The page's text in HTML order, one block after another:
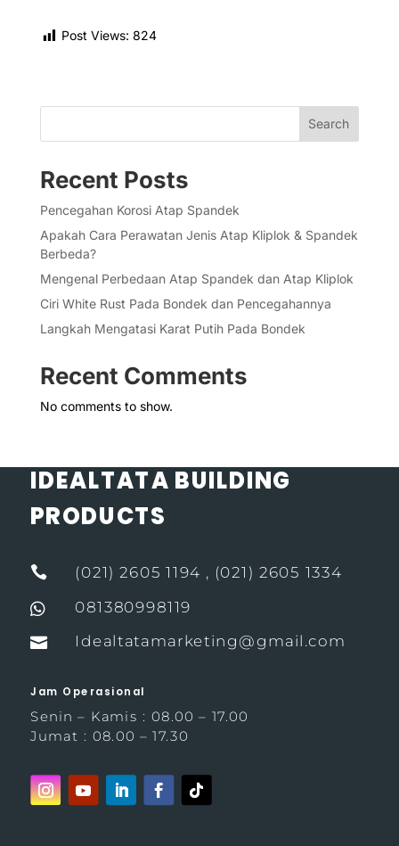
Post Views: 824
Search
Recent Posts
Pencegahan Korosi Atap Spandek
Apakah Cara Perawatan Jenis Atap Kliplok & Spandek
Berbeda?
Mengenal Perbedaan Atap Spandek dan Atap Kliplok
Ciri White Rust Pada Bondek dan Pencegahannya
Langkah Mengatasi Karat Putih Pada Bondek
Recent Comments
No comments to show.
IDEALTATA BUILDING
PRODUCTS
 (021) 2605 1194 , (021) 2605 1334
 081380998119
 Idealtatamarketing@gmail.com
Jam Operasional
Senin – Kamis : 08.00 – 17.00
Jumat : 08.00 – 17.30